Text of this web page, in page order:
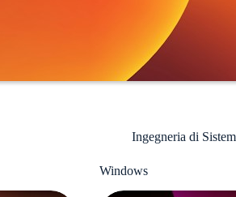
Ingegneria di
Windows